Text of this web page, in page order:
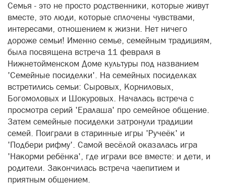
Семья - это не просто родственники, которые живут
вместе, это люди, которые сплочены чувствами,
интересами, отношением к жизни. Нет ничего
дороже семьи! Именно семье, семейным традициям,
была посвящена встреча 11 февраля в
Нижнетойменском Доме культуры под названием
'Семейные посиделки'. На семейных посиделках
встретились семьи: Сыровых, Корниловых,
Богомоловых и Шокуровых. Началась встреча с
просмотра серий 'Ералаша' про семейное общение.
Затем семейные посиделки затронули традиции
семей. Поиграли в старинные игры 'Ручеёк' и
'Подбери рифму'. Самой весёлой оказалась игра
'Накорми ребёнка', где играли все вместе: и дети, и
родители. Закончилась встреча чаепитием и
приятным общением.